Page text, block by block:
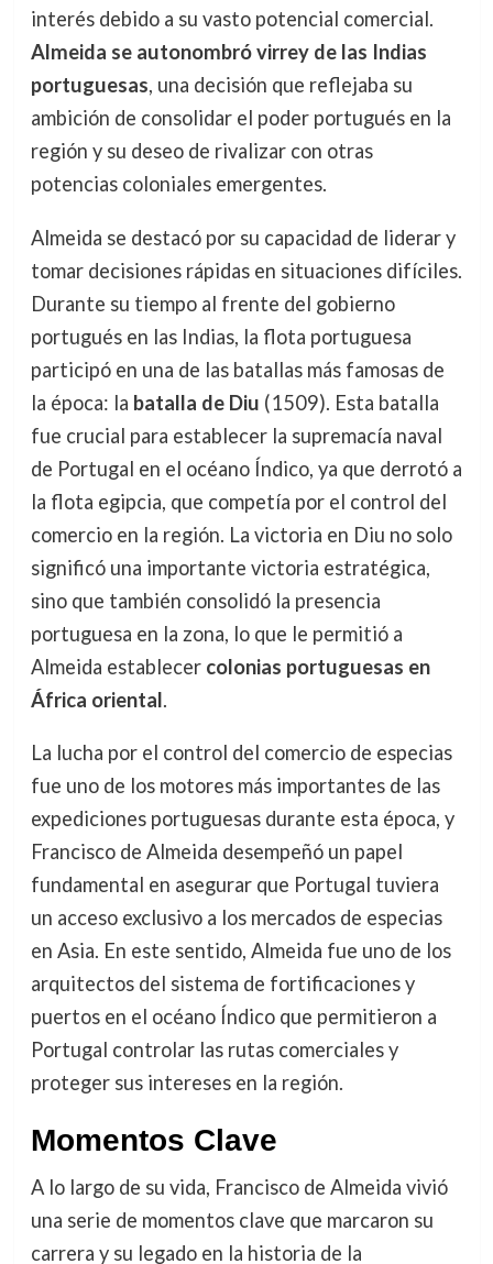
interés debido a su vasto potencial comercial.
Almeida se autonombró virrey de las Indias
portuguesas, una decisión que reflejaba su
ambición de consolidar el poder portugués en la
región y su deseo de rivalizar con otras
potencias coloniales emergentes.
Almeida se destacó por su capacidad de liderar y
tomar decisiones rápidas en situaciones difíciles.
Durante su tiempo al frente del gobierno
portugués en las Indias, la flota portuguesa
participó en una de las batallas más famosas de
la época: la batalla de Diu (1509). Esta batalla
fue crucial para establecer la supremacía naval
de Portugal en el océano Índico, ya que derrotó a
la flota egipcia, que competía por el control del
comercio en la región. La victoria en Diu no solo
significó una importante victoria estratégica,
sino que también consolidó la presencia
portuguesa en la zona, lo que le permitió a
Almeida establecer colonias portuguesas en
África oriental.
La lucha por el control del comercio de especias
fue uno de los motores más importantes de las
expediciones portuguesas durante esta época, y
Francisco de Almeida desempeñó un papel
fundamental en asegurar que Portugal tuviera
un acceso exclusivo a los mercados de especias
en Asia. En este sentido, Almeida fue uno de los
arquitectos del sistema de fortificaciones y
puertos en el océano Índico que permitieron a
Portugal controlar las rutas comerciales y
proteger sus intereses en la región.
Momentos Clave
A lo largo de su vida, Francisco de Almeida vivió
una serie de momentos clave que marcaron su
carrera y su legado en la historia de la